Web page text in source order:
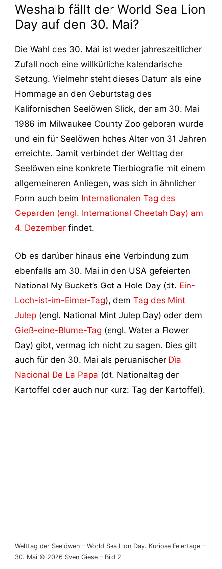
Weshalb fällt der World Sea Lion
Day auf den 30. Mai?
Die Wahl des 30. Mai ist weder jahreszeitlicher
Zufall noch eine willkürliche kalendarische
Setzung. Vielmehr steht dieses Datum als eine
Hommage an den Geburtstag des
Kalifornischen Seelöwen Slick, der am 30. Mai
1986 im Milwaukee County Zoo geboren wurde
und ein für Seelöwen hohes Alter von 31 Jahren
erreichte. Damit verbindet der Welttag der
Seelöwen eine konkrete Tierbiografie mit einem
allgemeineren Anliegen, was sich in ähnlicher
Form auch beim Internationalen Tag des
Geparden (engl. International Cheetah Day) am
4. Dezember findet.
Ob es darüber hinaus eine Verbindung zum
ebenfalls am 30. Mai in den USA gefeierten
National My Bucket’s Got a Hole Day (dt. Ein-
Loch-ist-im-Eimer-Tag), dem Tag des Mint
Julep (engl. National Mint Julep Day) oder dem
Gieß-eine-Blume-Tag (engl. Water a Flower
Day) gibt, vermag ich nicht zu sagen. Dies gilt
auch für den 30. Mai als peruanischer Dìa
Nacional De La Papa (dt. Nationaltag der
Kartoffel oder auch nur kurz: Tag der Kartoffel).
Welttag der Seelöwen – World Sea Lion Day. Kuriose Feiertage –
30. Mai © 2026 Sven Giese – Bild 2